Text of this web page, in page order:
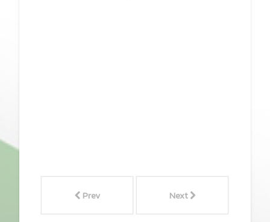
Prev Next